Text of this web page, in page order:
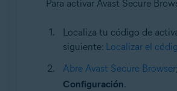
Para activar Avast Secure
Localiza tu código de
siguiente: Localizar el
Abre Avast Secure Browser
Configuración.